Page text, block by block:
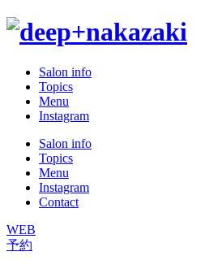
Salon info
Topics
Menu
Instagram
Salon info
Topics
Menu
Instagram
Contact
WEB
予約